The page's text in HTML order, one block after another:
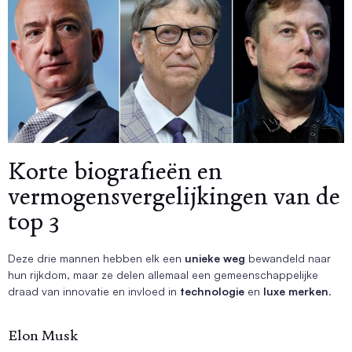
Korte biografieën en
vermogensvergelijkingen van de
top 3
Deze drie mannen hebben elk een unieke weg bewandeld naar
hun rijkdom, maar ze delen allemaal een gemeenschappelijke
draad van innovatie en invloed in technologie en luxe merken.
Elon Musk